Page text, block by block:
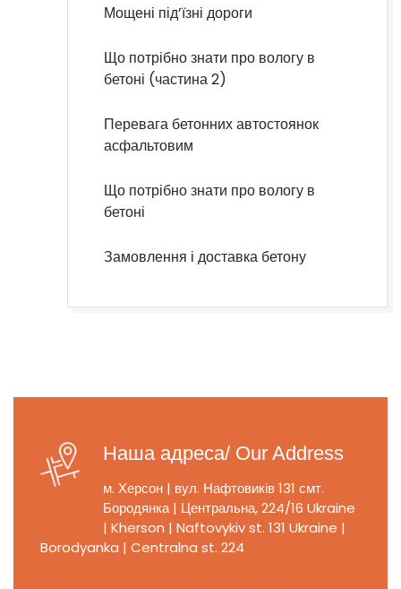
Мощені під’їзні дороги
Що потрібно знати про вологу в
бетоні (частина 2)
Перевага бетонних автостоянок
асфальтовим
Що потрібно знати про вологу в
бетоні
Замовлення і доставка бетону
Наша адреса/ Our Address
м. Херсон | вул. Нафтовиків 131 смт.
Бородянка | Центральна, 224/16 Ukraine
| Kherson | Naftovykiv st. 131 Ukraine |
Borodyanka | Centralna st. 224